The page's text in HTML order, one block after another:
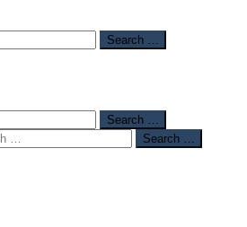
Search …
Search …
Search …